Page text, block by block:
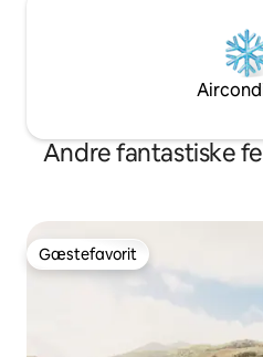
Andre fantastiske
Gæstefavorit
Gæstefavorit